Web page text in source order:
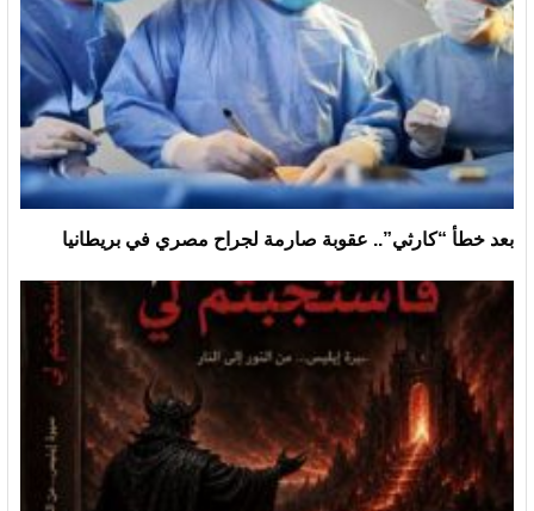
بعد خطأ “كارثي”.. عقوبة صارمة لجراح مصري في بريطانيا